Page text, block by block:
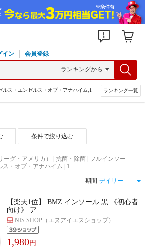
イン 会員登録
ス・エンゼルス・オブ・アナハイム,1 ランキング一覧
条件で絞り込む
ーグ・アメリカ） | 抗菌・除菌 | フルインソー
・オブ・アナハイム | 1
期間
【楽天1位】 BMZ インソール 黒 《初心者
向け》 ア…
NIS SHOP（エヌアイエスショップ）
1,980円